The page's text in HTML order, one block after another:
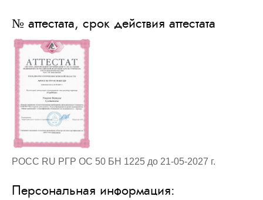
№ аттестата, срок действия аттестата
РОСС RU РГР ОС 50 БН 1225 до 21-05-2027 г.
Персональная информация: